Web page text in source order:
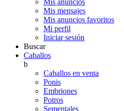
Mis anuncios
Mis mensajes
Mis anuncios favoritos
Mi perfil
Iniciar sesión
Buscar
Caballos
b
Caballos en venta
Ponis
Embriones
Potros
Sementales